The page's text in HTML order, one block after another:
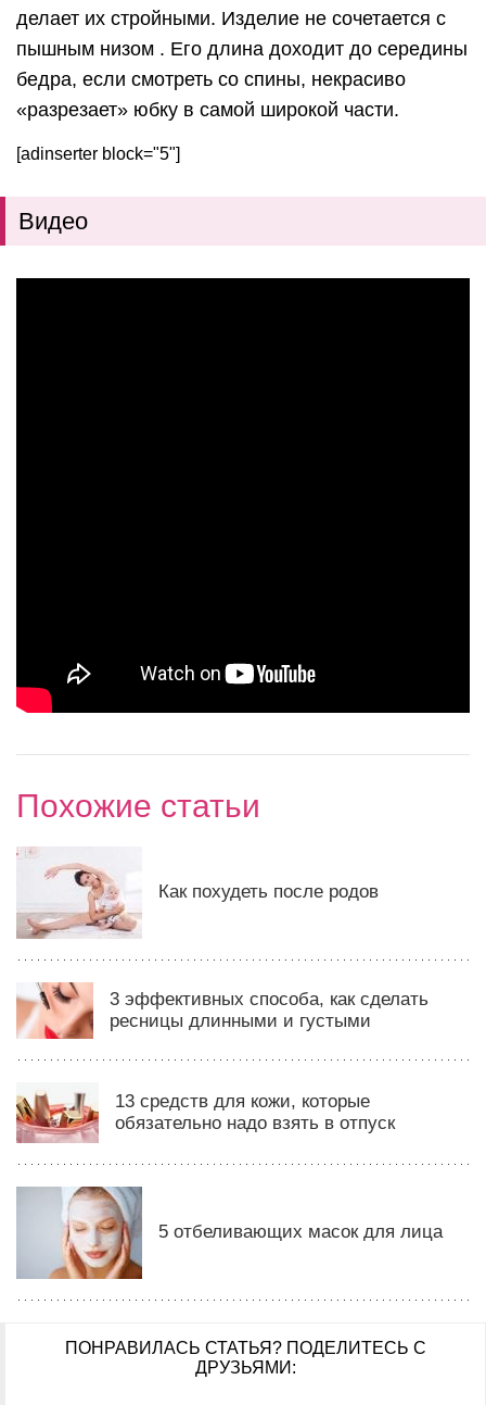
делает их стройными. Изделие не сочетается с
пышным низом . Его длина доходит до середины
бедра, если смотреть со спины, некрасиво
«разрезает» юбку в самой широкой части.
[adinserter block="5"]
Видео
Похожие статьи
Как похудеть после родов
3 эффективных способа, как сделать
ресницы длинными и густыми
13 средств для кожи, которые
обязательно надо взять в отпуск
5 отбеливающих масок для лица
ПОНРАВИЛАСЬ СТАТЬЯ? ПОДЕЛИТЕСЬ С
ДРУЗЬЯМИ: